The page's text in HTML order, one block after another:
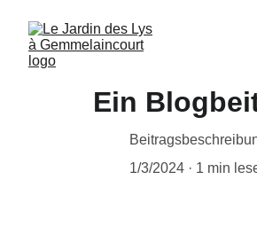
Ein
1/3/2024
1 min